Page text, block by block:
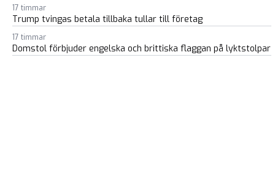
17 timmar
Trump tvingas betala tillbaka tullar till företag
17 timmar
Domstol förbjuder engelska och brittiska flaggan på lyktstolpar